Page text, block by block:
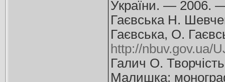
України. —
Гаєвська Н.
Гаєвська, О.
http://nbuv.gov.ua/
Галич О.
Малишка: